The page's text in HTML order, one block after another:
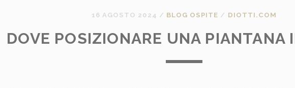
16 AGOSTO 2024 / BLOG OSPITE / DIOTTI.COM
DOVE POSIZIONARE UNA PIANTANA